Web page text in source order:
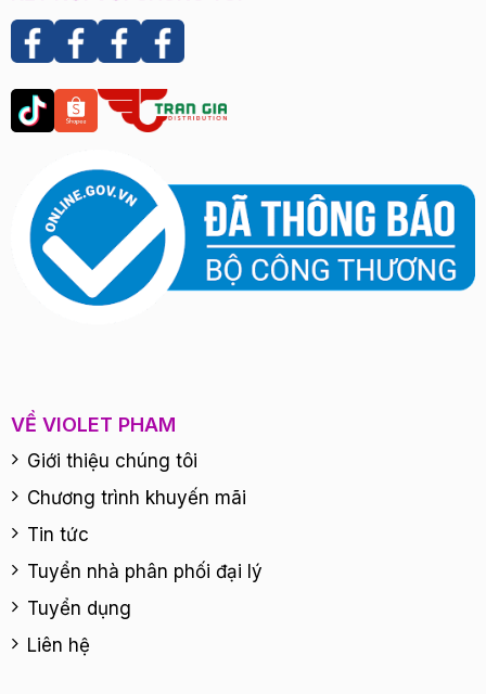
VỀ VIOLET PHAM
Giới thiệu chúng tôi
Chương trình khuyến mãi
Tin tức
Tuyển nhà phân phối đại lý
Tuyển dụng
Liên hệ